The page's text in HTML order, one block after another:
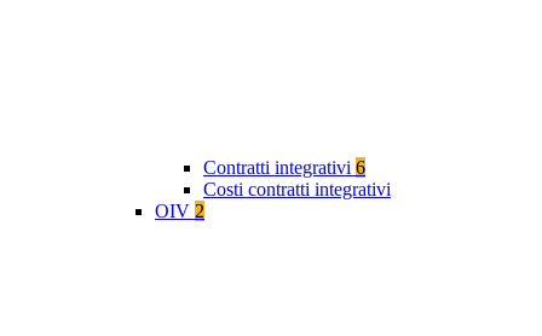
Contratti integrativi 6
Costi contratti integrativi
OIV 2